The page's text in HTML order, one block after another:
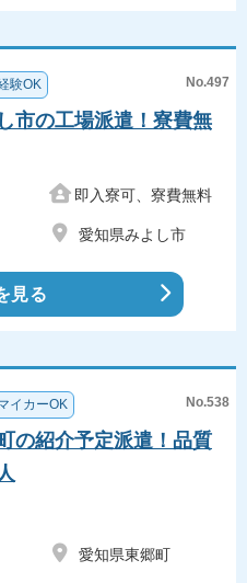
験OK No.497
市の工場派遣！寮費無
即入寮可、寮費無料
愛知県みよし市
見る
イカーOK No.538
の紹介予定派遣！品質
愛知県東郷町